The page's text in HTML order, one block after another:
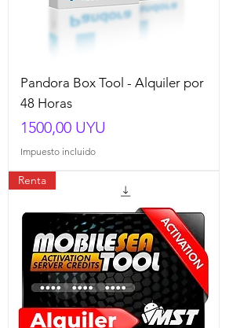
Pandora Box Tool - Alquiler por
48 Horas
Precio
1500,00 UYU
Impuesto incluido
Renta